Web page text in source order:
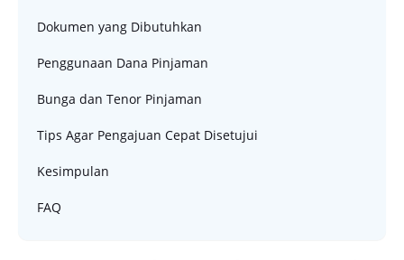
Dokumen yang Dibutuhkan
Penggunaan Dana Pinjaman
Bunga dan Tenor Pinjaman
Tips Agar Pengajuan Cepat Disetujui
Kesimpulan
FAQ